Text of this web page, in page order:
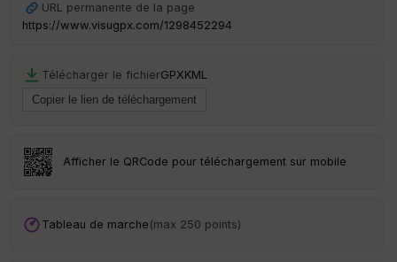
URL permanente de la page
https://www.visugpx.com/1298452294
Télécharger le fichierGPXKML
Afficher le QRCode pour téléchargement sur mobile
Tableau de marche (max 250 points)